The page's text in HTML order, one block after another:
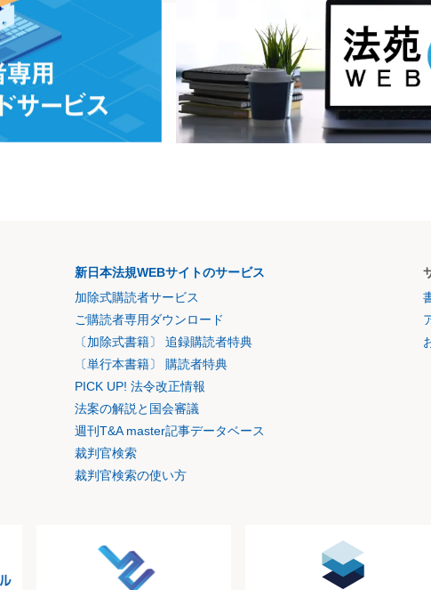
新日本法規WEBサイトのサービス
加除式購読者サービス
ご購読者専用ダウンロード
〔加除式書籍〕 追録購読者特典
〔単行本書籍〕 購読者特典
PICK UP! 法令改正情報
法案の解説と国会審議
週刊T&A master記事データベース
裁判官検索
裁判官検索の使い方